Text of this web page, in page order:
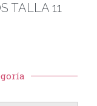
TALLA 11